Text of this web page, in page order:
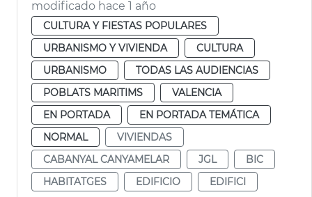
modificado hace 1 año
CULTURA Y FIESTAS POPULARES
URBANISMO Y VIVIENDA
CULTURA
URBANISMO
TODAS LAS AUDIENCIAS
POBLATS MARITIMS
VALENCIA
EN PORTADA
EN PORTADA TEMÁTICA
NORMAL
VIVIENDAS
CABANYAL CANYAMELAR
JGL
BIC
HABITATGES
EDIFICIO EDIFICI